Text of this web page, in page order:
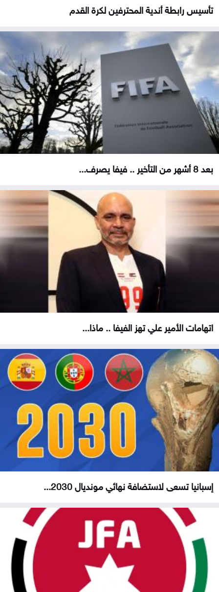
تأسيس رابطة أندية المحترفين لكرة القدم
بعد 8 أشهر من التأخير .. فيفا يصرف...
اتهامات الأمير علي تهز الفيفا .. ماذا...
إسبانيا تسعى لاستضافة نهائي مونديال 2030...